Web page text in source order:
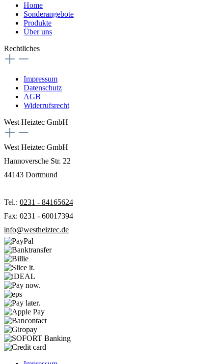
Home
Sonderangebote
Produkte
Über uns
Rechtliches
Impressum
Datenschutz
AGB
Widerrufsrecht
West Heiztec GmbH
West Heiztec GmbH
Hannoversche Str. 22
44143 Dortmund
Tel.: 0231 - 84165624
Fax: 0231 - 60017394
info@westheiztec.de